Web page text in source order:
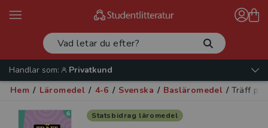
Handlar som:
Privatkund
Hem / Läromedel / 4-6 / Svenska / Basläromedel / Träff på
Statsbidrag läromedel